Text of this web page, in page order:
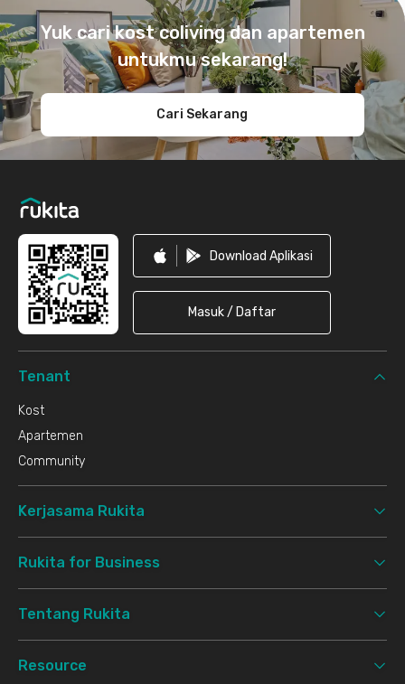
Yuk cari kost coliving dan apartemen
untukmu sekarang!
Cari Sekarang
Download Aplikasi
Masuk / Daftar
Tenant
Kost
Apartemen
Community
Kerjasama Rukita
Rukita for Business
Tentang Rukita
Resource